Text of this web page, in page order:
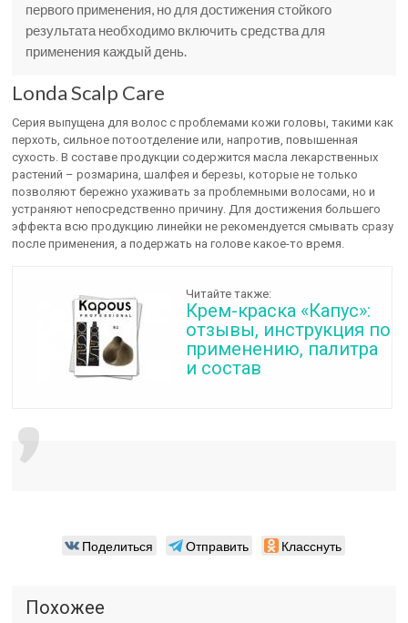
первого применения, но для достижения стойкого
результата необходимо включить средства для
применения каждый день.
Londa Scalp Care
Серия выпущена для волос с проблемами кожи головы, такими как
перхоть, сильное потоотделение или, напротив, повышенная
сухость. В составе продукции содержится масла лекарственных
растений – розмарина, шалфея и березы, которые не только
позволяют бережно ухаживать за проблемными волосами, но и
устраняют непосредственно причину. Для достижения большего
эффекта всю продукцию линейки не рекомендуется смывать сразу
после применения, а подержать на голове какое-то время.
Читайте также:
Крем-краска «Капус»:
отзывы, инструкция по
применению, палитра
и состав
Поделиться Отправить Класснуть
Похожее